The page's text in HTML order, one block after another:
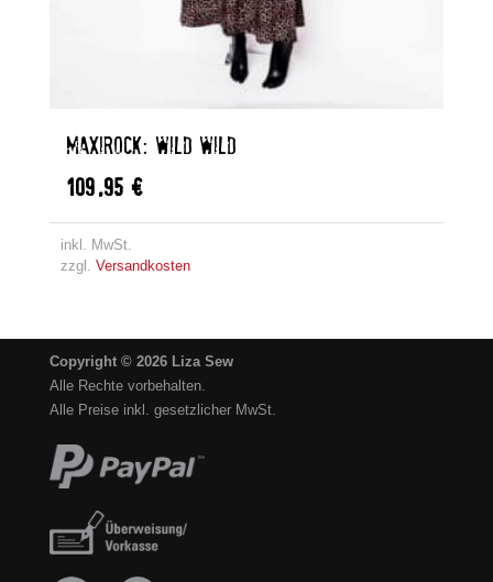
MAXIROCK: WILD WILD
109,95 €
inkl. MwSt.
zzgl. Versandkosten
Copyright © 2026 Liza Sew
Alle Rechte vorbehalten.
Alle Preise inkl. gesetzlicher MwSt.